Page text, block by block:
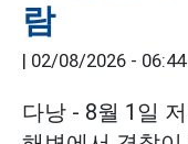
람
| 02/08/2026 - 06:44
다낭 - 8월 1일